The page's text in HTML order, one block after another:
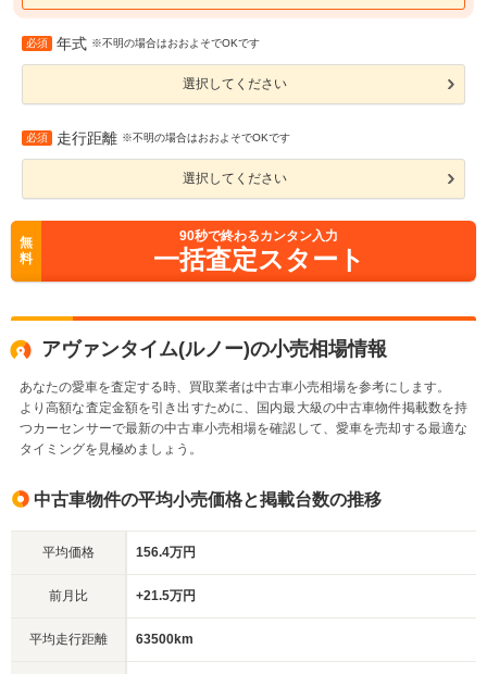
必須 年式 ※不明の場合はおおよそでOKです
選択してください
必須 走行距離 ※不明の場合はおおよそでOKです
選択してください
無
料
90秒で終わるカンタン入力
一括査定スタート
アヴァンタイム(ルノー)の小売相場情報
あなたの愛車を査定する時、買取業者は中古車小売相場を参考にします。
より高額な査定金額を引き出すために、国内最大級の中古車物件掲載数を持
つカーセンサーで最新の中古車小売相場を確認して、愛車を売却する最適な
タイミングを見極めましょう。
中古車物件の平均小売価格と掲載台数の推移
平均価格 156.4万円
前月比 +21.5万円
平均走行距離 63500km